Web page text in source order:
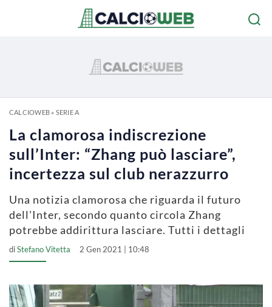
CALCIOWEB» SERIE A
La clamorosa indiscrezione
sull’Inter: “Zhang può lasciare”,
incertezza sul club nerazzurro
Una notizia clamorosa che riguarda il futuro
dell'Inter, secondo quanto circola Zhang
potrebbe addirittura lasciare. Tutti i dettagli
diStefano Vitetta 2 Gen 2021 | 10:48